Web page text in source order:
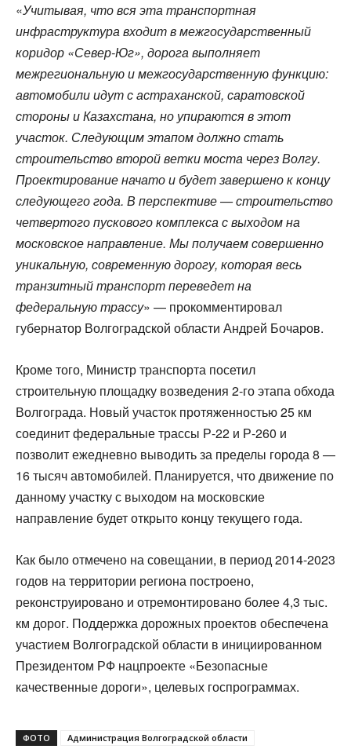
«Учитывая, что вся эта транспортная
инфраструктура входит в межгосударственный
коридор «Север-Юг», дорога выполняет
межрегиональную и межгосударственную функцию:
автомобили идут с астраханской, саратовской
стороны и Казахстана, но упираются в этот
участок. Следующим этапом должно стать
строительство второй ветки моста через Волгу.
Проектирование начато и будет завершено к концу
следующего года. В перспективе — строительство
четвертого пускового комплекса с выходом на
московское направление. Мы получаем совершенно
уникальную, современную дорогу, которая весь
транзитный транспорт переведет на
федеральную трассу» — прокомментировал
губернатор Волгоградской области Андрей Бочаров.
Кроме того, Министр транспорта посетил
строительную площадку возведения 2-го этапа обхода
Волгограда. Новый участок протяженностью 25 км
соединит федеральные трассы Р-22 и Р-260 и
позволит ежедневно выводить за пределы города 8 —
16 тысяч автомобилей. Планируется, что движение по
данному участку с выходом на московские
направление будет открыто концу текущего года.
Как было отмечено на совещании, в период 2014-2023
годов на территории региона построено,
реконструировано и отремонтировано более 4,3 тыс.
км дорог. Поддержка дорожных проектов обеспечена
участием Волгоградской области в инициированном
Президентом РФ нацпроекте «Безопасные
качественные дороги», целевых госпрограммах.
ФОТО Администрация Волгоградской области